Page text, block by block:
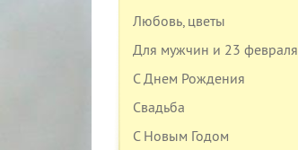
Любовь, цветы
Для мужчин и 23 февраля
С Днем Рождения
Свадьба
С Новым Годом